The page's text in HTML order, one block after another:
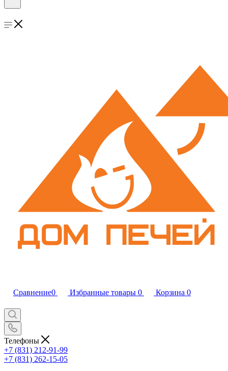
Сравнение0 Избранные товары 0 Корзина 0
Телефоны
+7 (831) 212-91-99
+7 (831) 262-15-05